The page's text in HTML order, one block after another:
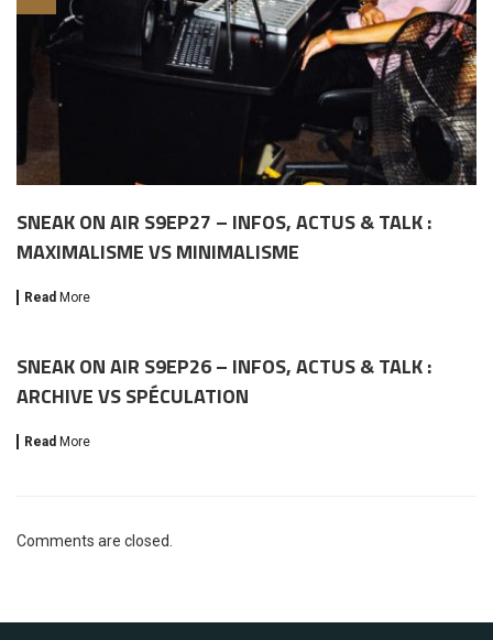
SNEAK ON AIR S9EP27 – INFOS, ACTUS & TALK :
MAXIMALISME VS MINIMALISME
Read More
SNEAK ON AIR S9EP26 – INFOS, ACTUS & TALK :
ARCHIVE VS SPÉCULATION
Read More
Comments are closed.